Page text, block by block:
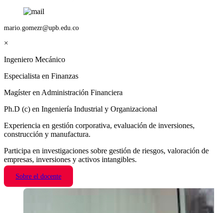
mario.gomezr@upb.edu.co
×
Ingeniero Mecánico
Especialista en Finanzas
Magíster en Administración Financiera
Ph.D (c) en Ingeniería Industrial y Organizacional
Experiencia en gestión corporativa, evaluación de inversiones,
construcción y manufactura.
Participa en investigaciones sobre gestión de riesgos, valoración de
empresas, inversiones y activos intangibles.
Sobre el docente